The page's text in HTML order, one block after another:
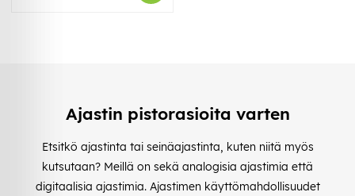
Ajastin pistorasioita varten
Etsitkö ajastinta tai seinäajastinta, kuten niitä myös
kutsutaan? Meillä on sekä analogisia ajastimia että
digitaalisia ajastimia. Ajastimen käyttömahdollisuudet